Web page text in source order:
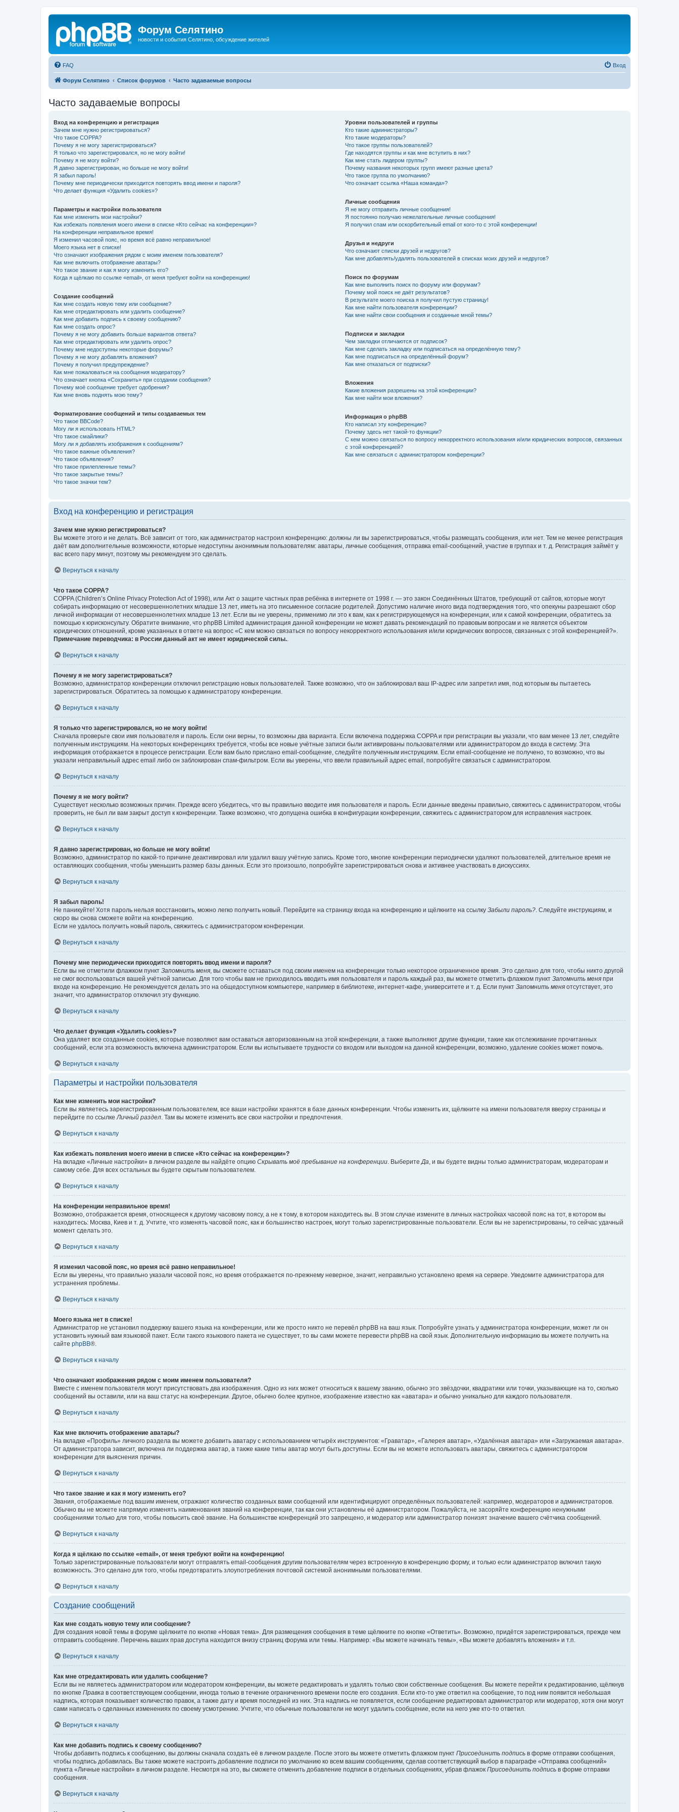
Форум Селятино
новости и события Селятино, обсуждение жителей
FAQ Вход
Форум Селятино Список форумов Часто задаваемые вопросы
Часто задаваемые вопросы
Вход на конференцию и регистрация
Зачем мне нужно регистрироваться?
Что такое COPPA?
Почему я не могу зарегистрироваться?
Я только что зарегистрировался, но не могу войти!
Почему я не могу войти?
Я давно зарегистрирован, но больше не могу войти!
Я забыл пароль!
Почему мне периодически приходится повторять ввод имени и пароля?
Что делает функция «Удалить cookies»?
Параметры и настройки пользователя
Как мне изменить мои настройки?
Как избежать появления моего имени в списке «Кто сейчас на конференции»?
На конференции неправильное время!
Я изменил часовой пояс, но время всё равно неправильное!
Моего языка нет в списке!
Что означают изображения рядом с моим именем пользователя?
Как мне включить отображение аватары?
Что такое звание и как я могу изменить его?
Когда я щёлкаю по ссылке «email», от меня требуют войти на конференцию!
Создание сообщений
Как мне создать новую тему или сообщение?
Как мне отредактировать или удалить сообщение?
Как мне добавить подпись к своему сообщению?
Как мне создать опрос?
Почему я не могу добавить больше вариантов ответа?
Как мне отредактировать или удалить опрос?
Почему мне недоступны некоторые форумы?
Почему я не могу добавлять вложения?
Почему я получил предупреждение?
Как мне пожаловаться на сообщения модератору?
Что означает кнопка «Сохранить» при создании сообщения?
Почему моё сообщение требует одобрения?
Как мне вновь поднять мою тему?
Форматирование сообщений и типы создаваемых тем
Что такое BBCode?
Могу ли я использовать HTML?
Что такое смайлики?
Могу ли я добавлять изображения к сообщениям?
Что такое важные объявления?
Что такое объявления?
Что такое прилепленные темы?
Что такое закрытые темы?
Что такое значки тем?
Уровни пользователей и группы
Кто такие администраторы?
Кто такие модераторы?
Что такое группы пользователей?
Где находятся группы и как мне вступить в них?
Как мне стать лидером группы?
Почему названия некоторых групп имеют разные цвета?
Что такое группа по умолчанию?
Что означает ссылка «Наша команда»?
Личные сообщения
Я не могу отправить личные сообщения!
Я постоянно получаю нежелательные личные сообщения!
Я получил спам или оскорбительный email от кого-то с этой конференции!
Друзья и недруги
Что означают списки друзей и недругов?
Как мне добавлять/удалять пользователей в списках моих друзей и недругов?
Поиск по форумам
Как мне выполнить поиск по форуму или форумам?
Почему мой поиск не даёт результатов?
В результате моего поиска я получил пустую страницу!
Как мне найти пользователя конференции?
Как мне найти свои сообщения и созданные мной темы?
Подписки и закладки
Чем закладки отличаются от подписок?
Как мне сделать закладку или подписаться на определённую тему?
Как мне подписаться на определённый форум?
Как мне отказаться от подписки?
Вложения
Какие вложения разрешены на этой конференции?
Как мне найти мои вложения?
Информация о phpBB
Кто написал эту конференцию?
Почему здесь нет такой-то функции?
С кем можно связаться по вопросу некорректного использования и/или юридических вопросов, связанных
с этой конференцией?
Как мне связаться с администратором конференции?
Вход на конференцию и регистрация
Зачем мне нужно регистрироваться?
Вы можете этого и не делать. Всё зависит от того, как администратор настроил конференцию: должны ли вы зарегистрироваться, чтобы размещать сообщения, или нет. Тем не менее регистрация
даёт вам дополнительные возможности, которые недоступны анонимным пользователям: аватары, личные сообщения, отправка email-сообщений, участие в группах и т. д. Регистрация займёт у
вас всего пару минут, поэтому мы рекомендуем это сделать.
Вернуться к началу
Что такое COPPA?
COPPA (Children’s Online Privacy Protection Act of 1998), или Акт о защите частных прав ребёнка в интернете от 1998 г. — это закон Соединённых Штатов, требующий от сайтов, которые могут
собирать информацию от несовершеннолетних младше 13 лет, иметь на это письменное согласие родителей. Допустимо наличие иного вида подтверждения того, что опекуны разрешают сбор
личной информации от несовершеннолетних младше 13 лет. Если вы не уверены, применимо ли это к вам, как к регистрирующемуся на конференции, или к самой конференции, обратитесь за
помощью к юрисконсульту. Обратите внимание, что phpBB Limited администрация данной конференции не может давать рекомендаций по правовым вопросам и не является объектом
юридических отношений, кроме указанных в ответе на вопрос «С кем можно связаться по вопросу некорректного использования и/или юридических вопросов, связанных с этой конференцией?».
Примечание переводчика: в России данный акт не имеет юридической силы.
Вернуться к началу
Почему я не могу зарегистрироваться?
Возможно, администратор конференции отключил регистрацию новых пользователей. Также возможно, что он заблокировал ваш IP-адрес или запретил имя, под которым вы пытаетесь
зарегистрироваться. Обратитесь за помощью к администратору конференции.
Вернуться к началу
Я только что зарегистрировался, но не могу войти!
Сначала проверьте свои имя пользователя и пароль. Если они верны, то возможны два варианта. Если включена поддержка COPPA и при регистрации вы указали, что вам менее 13 лет, следуйте
полученным инструкциям. На некоторых конференциях требуется, чтобы все новые учётные записи были активированы пользователями или администратором до входа в систему. Эта
информация отображается в процессе регистрации. Если вам было прислано email-сообщение, следуйте полученным инструкциям. Если email-сообщение не получено, то возможно, что вы
указали неправильный адрес email либо он заблокирован спам-фильтром. Если вы уверены, что ввели правильный адрес email, попробуйте связаться с администратором.
Вернуться к началу
Почему я не могу войти?
Существует несколько возможных причин. Прежде всего убедитесь, что вы правильно вводите имя пользователя и пароль. Если данные введены правильно, свяжитесь с администратором, чтобы
проверить, не был ли вам закрыт доступ к конференции. Также возможно, что допущена ошибка в конфигурации конференции, свяжитесь с администратором для исправления настроек.
Вернуться к началу
Я давно зарегистрирован, но больше не могу войти!
Возможно, администратор по какой-то причине деактивировал или удалил вашу учётную запись. Кроме того, многие конференции периодически удаляют пользователей, длительное время не
оставляющих сообщения, чтобы уменьшить размер базы данных. Если это произошло, попробуйте зарегистрироваться снова и активнее участвовать в дискуссиях.
Вернуться к началу
Я забыл пароль!
Не паникуйте! Хотя пароль нельзя восстановить, можно легко получить новый. Перейдите на страницу входа на конференцию и щёлкните на ссылку Забыли пароль? . Следуйте инструкциям, и
скоро вы снова сможете войти на конференцию.
Если не удалось получить новый пароль, свяжитесь с администратором конференции.
Вернуться к началу
Почему мне периодически приходится повторять ввод имени и пароля?
Если вы не отметили флажком пункт Запомнить меня , вы сможете оставаться под своим именем на конференции только некоторое ограниченное время. Это сделано для того, чтобы никто другой
не смог воспользоваться вашей учётной записью. Для того чтобы вам не приходилось вводить имя пользователя и пароль каждый раз, вы можете отметить флажком пункт Запомнить меня при
входе на конференцию. Не рекомендуется делать это на общедоступном компьютере, например в библиотеке, интернет-кафе, университете и т. д. Если пункт Запомнить меня отсутствует, это
значит, что администратор отключил эту функцию.
Вернуться к началу
Что делает функция «Удалить cookies»?
Она удаляет все созданные cookies, которые позволяют вам оставаться авторизованным на этой конференции, а также выполняют другие функции, такие как отслеживание прочитанных
сообщений, если эта возможность включена администратором. Если вы испытываете трудности со входом или выходом на данной конференции, возможно, удаление cookies может помочь.
Вернуться к началу
Параметры и настройки пользователя
Как мне изменить мои настройки?
Если вы являетесь зарегистрированным пользователем, все ваши настройки хранятся в базе данных конференции. Чтобы изменить их, щёлкните на имени пользователя вверху страницы и
перейдите по ссылке Личный раздел . Там вы можете изменить все свои настройки и предпочтения.
Вернуться к началу
Как избежать появления моего имени в списке «Кто сейчас на конференции»?
На вкладке «Личные настройки» в личном разделе вы найдёте опцию Скрывать моё пребывание на конференции . Выберите Да , и вы будете видны только администраторам, модераторам и
самому себе. Для всех остальных вы будете скрытым пользователем.
Вернуться к началу
На конференции неправильное время!
Возможно, отображается время, относящееся к другому часовому поясу, а не к тому, в котором находитесь вы. В этом случае измените в личных настройках часовой пояс на тот, в котором вы
находитесь: Москва, Киев и т. д. Учтите, что изменять часовой пояс, как и большинство настроек, могут только зарегистрированные пользователи. Если вы не зарегистрированы, то сейчас удачный
момент сделать это.
Вернуться к началу
Я изменил часовой пояс, но время всё равно неправильное!
Если вы уверены, что правильно указали часовой пояс, но время отображается по-прежнему неверное, значит, неправильно установлено время на сервере. Уведомите администратора для
устранения проблемы.
Вернуться к началу
Моего языка нет в списке!
Администратор не установил поддержку вашего языка на конференции, или же просто никто не перевёл phpBB на ваш язык. Попробуйте узнать у администратора конференции, может ли он
установить нужный вам языковой пакет. Если такого языкового пакета не существует, то вы сами можете перевести phpBB на свой язык. Дополнительную информацию вы можете получить на
сайте phpBB®.
Вернуться к началу
Что означают изображения рядом с моим именем пользователя?
Вместе с именем пользователя могут присутствовать два изображения. Одно из них может относиться к вашему званию, обычно это звёздочки, квадратики или точки, указывающие на то, сколько
сообщений вы оставили, или на ваш статус на конференции. Другое, обычно более крупное, изображение известно как «аватара» и обычно уникально для каждого пользователя.
Вернуться к началу
Как мне включить отображение аватары?
На вкладке «Профиль» личного раздела вы можете добавить аватару с использованием четырёх инструментов: «Граватар», «Галерея аватар», «Удалённая аватара» или «Загружаемая аватара».
От администратора зависит, включена ли поддержка аватар, а также какие типы аватар могут быть доступны. Если вы не можете использовать аватары, свяжитесь с администратором
конференции для выяснения причин.
Вернуться к началу
Что такое звание и как я могу изменить его?
Звания, отображаемые под вашим именем, отражают количество созданных вами сообщений или идентифицируют определённых пользователей: например, модераторов и администраторов.
Обычно вы не можете напрямую изменять наименования званий на конференции, так как они установлены её администратором. Пожалуйста, не засоряйте конференцию ненужными
сообщениями только для того, чтобы повысить своё звание. На большинстве конференций это запрещено, и модератор или администратор понизят значение вашего счётчика сообщений.
Вернуться к началу
Когда я щёлкаю по ссылке «email», от меня требуют войти на конференцию!
Только зарегистрированные пользователи могут отправлять email-сообщения другим пользователям через встроенную в конференцию форму, и только если администратор включил такую
возможность. Это сделано для того, чтобы предотвратить злоупотребления почтовой системой анонимными пользователями.
Вернуться к началу
Создание сообщений
Как мне создать новую тему или сообщение?
Для создания новой темы в форуме щёлкните по кнопке «Новая тема». Для размещения сообщения в теме щёлкните по кнопке «Ответить». Возможно, придётся зарегистрироваться, прежде чем
отправить сообщение. Перечень ваших прав доступа находится внизу страниц форума или темы. Например: «Вы можете начинать темы», «Вы можете добавлять вложения» и т.п.
Вернуться к началу
Как мне отредактировать или удалить сообщение?
Если вы не являетесь администратором или модератором конференции, вы можете редактировать и удалять только свои собственные сообщения. Вы можете перейти к редактированию, щёлкнув
по кнопке Правка в соответствующем сообщении, иногда только в течение ограниченного времени после его создания. Если кто-то уже ответил на сообщение, то под ним появится небольшая
надпись, которая показывает количество правок, а также дату и время последней из них. Эта надпись не появляется, если сообщение редактировал администратор или модератор, хотя они могут
сами написать о сделанных изменениях по своему усмотрению. Учтите, что обычные пользователи не могут удалить сообщение, если на него уже кто-то ответил.
Вернуться к началу
Как мне добавить подпись к своему сообщению?
Чтобы добавить подпись к сообщению, вы должны сначала создать её в личном разделе. После этого вы можете отметить флажком пункт Присоединить подпись в форме отправки сообщения,
чтобы подпись добавилась. Вы также можете настроить добавление подписи по умолчанию ко всем вашим сообщениям, сделав соответствующий выбор в параграфе «Отправка сообщений»
пункта «Личные настройки» в личном разделе. Несмотря на это, вы сможете отменить добавление подписи в отдельных сообщениях, убрав флажок Присоединить подпись в форме отправки
сообщения.
Вернуться к началу